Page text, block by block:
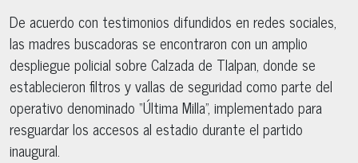
De acuerdo con testimonios difundidos en redes sociales,
las madres buscadoras se encontraron con un amplio
despliegue policial sobre Calzada de Tlalpan, donde se
establecieron filtros y vallas de seguridad como parte del
operativo denominado “Última Milla”, implementado para
resguardar los accesos al estadio durante el partido
inaugural.